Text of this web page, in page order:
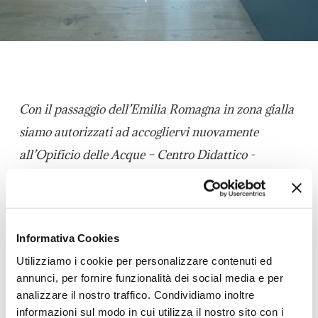
Informativa Cookies
Utilizziamo i cookie per personalizzare contenuti ed
annunci, per fornire funzionalità dei social media e per
analizzare il nostro traffico. Condividiamo inoltre
informazioni sul modo in cui utilizza il nostro sito con i
Con il passaggio dell’Emilia Romagna in zona gialla
siamo autorizzati ad accogliervi nuovamente
all’Opificio delle Acque – Centro Didattico -
documentale gestito da Canali di Bologna.
ristrutturati nell’ex Opificio della Grada, sede
di Canali di Bologna, hanno aperto al pubblico con
la mostra “CANALI NASCOSTI a Bologna nel
Novecento”: esposizione dedicata alle